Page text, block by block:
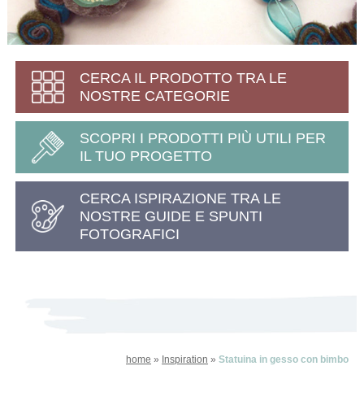
CERCA IL PRODOTTO TRA LE
NOSTRE CATEGORIE
SCOPRI I PRODOTTI PIÙ UTILI PER
IL TUO PROGETTO
CERCA ISPIRAZIONE TRA LE
NOSTRE GUIDE E SPUNTI
FOTOGRAFICI
home » Inspiration »Statuina in gesso con bimbo